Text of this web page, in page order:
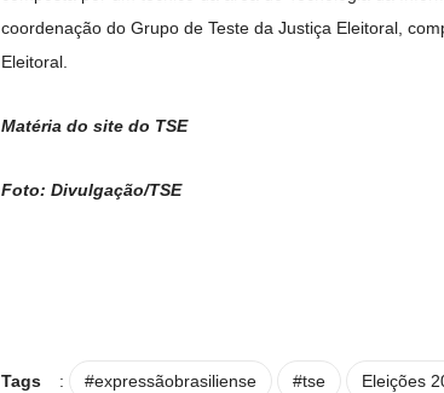
coordenação do Grupo de Teste da Justiça Eleitoral,
Eleitoral.
Matéria do site do TSE
Foto: Divulgação/TSE
Tags : #expressãobrasiliense #tse Eleições